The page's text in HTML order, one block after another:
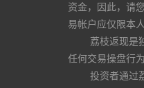
资金，因此，请
易帐户应仅限本
荔枝返现是
任何交易操盘行
投资者通过